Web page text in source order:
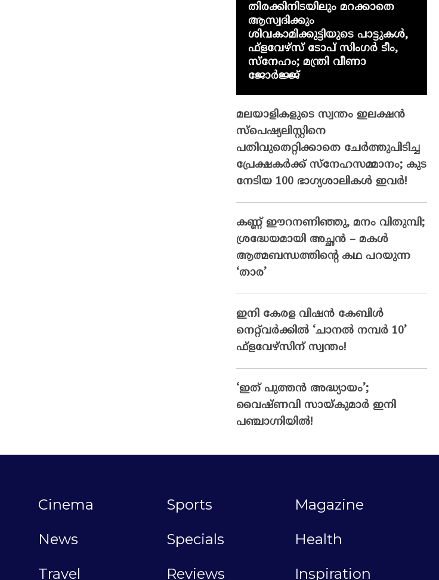
തിരക്കിനിടയിലും മറക്കാതെ
ആസ്വദിക്കും
ശിവകാമിക്കുട്ടിയുടെ പാട്ടുകൾ,
ഫ്‌ളവേഴ്‌സ് ടോപ് സിംഗർ ടീം,
സ്നേഹം; മന്ത്രി വീണാ
ജോർജ്ജ്
മലയാളികളുടെ സ്വന്തം ഇലക്ഷന്‍
സ്‌പെഷ്യലിസ്റ്റിനെ
പതിവുതെറ്റിക്കാതെ ചേര്‍ത്തുപിടിച്ച
പ്രേക്ഷകര്‍ക്ക് സ്‌നേഹസമ്മാനം; കുട
നേടിയ 100 ഭാഗ്യശാലികള്‍ ഇവര്‍!
കണ്ണ് ഈറനണിഞ്ഞു, മനം വിതുമ്പി;
ശ്രദ്ധേയമായി അച്ഛൻ – മകൾ
ആത്മബന്ധത്തിന്റെ കഥ പറയുന്ന
‘താര’
ഇനി കേരള വിഷൻ കേബിൾ
നെറ്റ്‌വർക്കിൽ ‘ചാനൽ നമ്പർ 10’
ഫ്‌ളവേഴ്‌സിന് സ്വന്തം!
‘ഇത് പുത്തൻ അദ്ധ്യായം’;
വൈഷ്‌ണവി സായ്‌കുമാർ ഇനി
പഞ്ചാഗ്നിയിൽ!
Cinema Sports
Magazine
News
Specials
Health
Travel
Reviews Inspiration